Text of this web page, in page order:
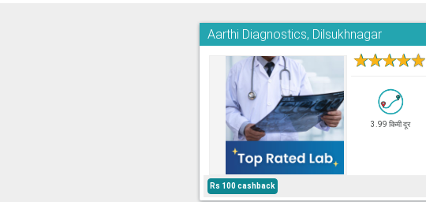
Aarthi Diagnostics, Dilsukhnagar
★★★★★
3.99 किमी दूर
Rs 100 cashback